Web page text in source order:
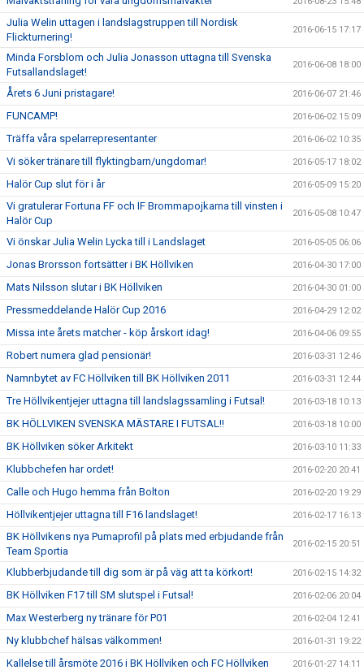
Julia Welin uttagen i landslagstruppen till Nordisk
Flickturnering!
2016-06-15 17:17
Minda Forsblom och Julia Jonasson uttagna till Svenska
Futsallandslaget!
2016-06-08 18:00
Årets 6 Juni pristagare! 2016-06-07 21:46
FUNCAMP! 2016-06-02 15:09
Träffa våra spelarrepresentanter 2016-06-02 10:35
Vi söker tränare till flyktingbarn/ungdomar! 2016-05-17 18:02
Halör Cup slut för i år 2016-05-09 15:20
Vi gratulerar Fortuna FF och IF Brommapojkarna till vinsten i
Halör Cup
2016-05-08 10:47
Vi önskar Julia Welin Lycka till i Landslaget 2016-05-05 06:06
Jonas Brorsson fortsätter i BK Höllviken 2016-04-30 17:00
Mats Nilsson slutar i BK Höllviken 2016-04-30 01:00
Pressmeddelande Halör Cup 2016 2016-04-29 12:02
Missa inte årets matcher - köp årskort idag! 2016-04-06 09:55
Robert numera glad pensionär! 2016-03-31 12:46
Namnbytet av FC Höllviken till BK Höllviken 2011 2016-03-31 12:44
Tre Höllvikentjejer uttagna till landslagssamling i Futsal! 2016-03-18 10:13
BK HÖLLVIKEN SVENSKA MÄSTARE I FUTSAL!! 2016-03-18 10:00
BK Höllviken söker Arkitekt 2016-03-10 11:33
Klubbchefen har ordet! 2016-02-20 20:41
Calle och Hugo hemma från Bolton 2016-02-20 19:29
Höllvikentjejer uttagna till F16 landslaget! 2016-02-17 16:13
BK Höllvikens nya Pumaprofil på plats med erbjudande från
Team Sportia
2016-02-15 20:51
Klubberbjudande till dig som är på väg att ta körkort! 2016-02-15 14:32
BK Höllviken F17 till SM slutspel i Futsal! 2016-02-06 20:04
Max Westerberg ny tränare för P01 2016-02-04 12:41
Ny klubbchef hälsas välkommen! 2016-01-31 19:22
Kallelse till årsmöte 2016 i BK Höllviken och FC Höllviken 2016-01-27 14:11